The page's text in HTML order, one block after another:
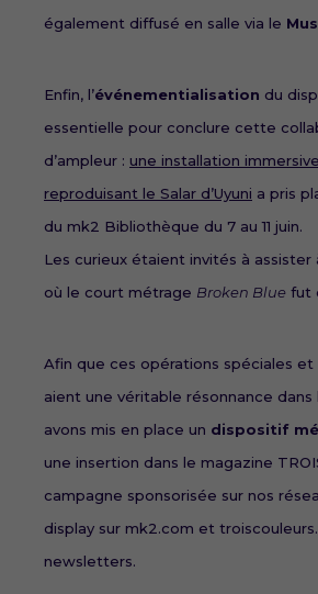
également diffusé en salle via le
Enfin, l’événementialisation du
essentielle pour conclure cette
d’ampleur : une installation
reproduisant le Salar d’Uyuni a pris
du mk2 Bibliothèque du 7 au 11 juin.
Les curieux étaient invités à assister
où le court métrage Broken Blue fut
Afin que ces opérations spéciales
aient une véritable résonnance dans
avons mis en place un dispositif
une insertion dans le magazine
campagne sponsorisée sur nos
display sur mk2.com et
newsletters.